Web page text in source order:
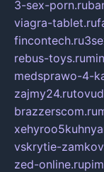
3-sex-porn.ru
viagra-tablet.ru
fincontech.ru
rebus-toys.ru
medsprawo-4-
zajmy24.ru
brazzerscom.ru
vskrytie-
zed-online.ru